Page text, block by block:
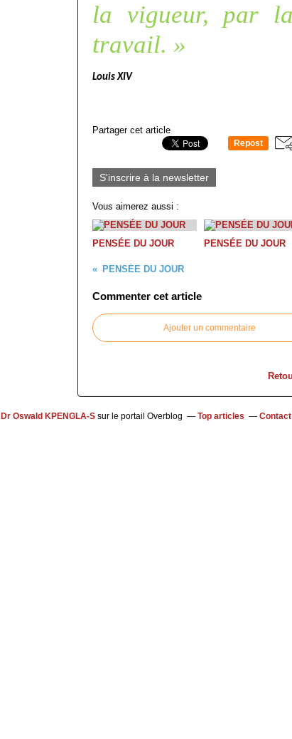
la vigueur, par
travail. »
Louis XIV
Partager cet article
Repost
S'inscrire à la newsletter
Vous aimerez aussi :
PENSÉE DU JOUR PENSÉE DU JOUR
PENSÉE DU JOUR
Commenter cet article
Ajouter un commentaire
Dr Oswald KPENGLA-S sur le portail Overblog Top articles Contact